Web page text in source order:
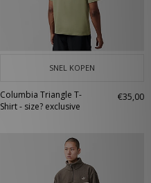
SNEL KOPEN
Columbia Triangle T-
Shirt - size? exclusive
€35,00